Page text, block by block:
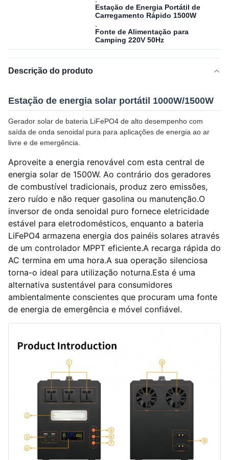
Estação de Energia Portátil de
Carregamento Rápido 1500W
Fonte de Alimentação para
Camping 220V 50Hz
Descrição do produto
Estação de energia solar portátil 1000W/1500W
Gerador solar de bateria LiFePO4 de alto desempenho com
saída de onda senoidal pura para aplicações de energia ao ar
livre e de emergência.
Aproveite a energia renovável com esta central de
energia solar de 1500W. Ao contrário dos geradores
de combustível tradicionais, produz zero emissões,
zero ruído e não requer gasolina ou manutenção.O
inversor de onda senoidal puro fornece eletricidade
estável para eletrodomésticos, enquanto a bateria
LiFePO4 armazena energia dos painéis solares através
de um controlador MPPT eficiente.A recarga rápida do
AC termina em uma hora.A sua operação silenciosa
torna-o ideal para utilização noturna.Esta é uma
alternativa sustentável para consumidores
ambientalmente conscientes que procuram uma fonte
de energia de emergência e móvel confiável.